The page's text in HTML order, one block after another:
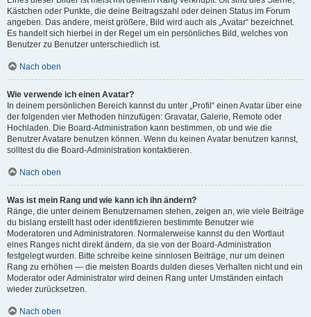
Kästchen oder Punkte, die deine Beitragszahl oder deinen Status im Forum
angeben. Das andere, meist größere, Bild wird auch als „Avatar“ bezeichnet.
Es handelt sich hierbei in der Regel um ein persönliches Bild, welches von
Benutzer zu Benutzer unterschiedlich ist.
Nach oben
Wie verwende ich einen Avatar?
In deinem persönlichen Bereich kannst du unter „Profil“ einen Avatar über eine
der folgenden vier Methoden hinzufügen: Gravatar, Galerie, Remote oder
Hochladen. Die Board-Administration kann bestimmen, ob und wie die
Benutzer Avatare benutzen können. Wenn du keinen Avatar benutzen kannst,
solltest du die Board-Administration kontaktieren.
Nach oben
Was ist mein Rang und wie kann ich ihn ändern?
Ränge, die unter deinem Benutzernamen stehen, zeigen an, wie viele Beiträge
du bislang erstellt hast oder identifizieren bestimmte Benutzer wie
Moderatoren und Administratoren. Normalerweise kannst du den Wortlaut
eines Ranges nicht direkt ändern, da sie von der Board-Administration
festgelegt wurden. Bitte schreibe keine sinnlosen Beiträge, nur um deinen
Rang zu erhöhen — die meisten Boards dulden dieses Verhalten nicht und ein
Moderator oder Administrator wird deinen Rang unter Umständen einfach
wieder zurücksetzen.
Nach oben